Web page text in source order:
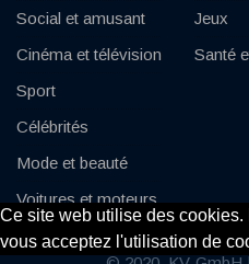
Ce site web utilise des cookies.
vous acceptez l'utilisation de
Social et amusant
Cinéma et télévision
Sport
Célébrités
Mode et beauté
Voitures et moteurs
Jeux
Santé